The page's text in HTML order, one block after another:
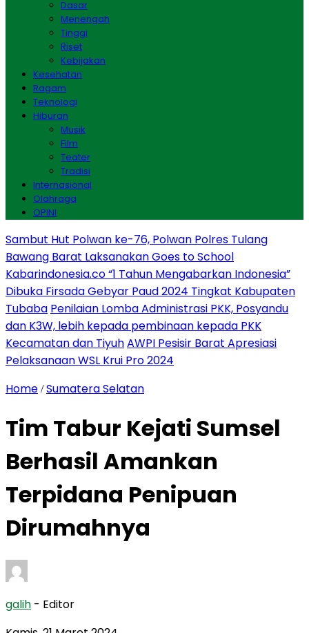
Dasar
Menengah
Tinggi
Riset
Kebijakan
Kesehatan
Ragam
Teknologi
Hiburan
Musik
Film
Teater
Tradisi
Internasional
Olahraga
OPINI
Sambut Hut Polwan ke-76, Polwan Polres Tulang
Bawang Barat Laksanakan Goes to School
Kabarindonesia.co “1 Tahun Mengabarkan Indonesia”
Dibuka Firsada Gebyar Paud 2024 Tingkat Kabupaten
Tubaba Penilaian Lomba Administrasi PKK, Posyandu
dan K3W, lebih kepada pembinaan kepada PKK
Kecamatan dan TiyuhAWPI Pesisir Barat Apresiasi
Pelaksanaan WSL Krui Pro 2024
Home /Sumatera Selatan
Tim Tabur Kejati Sumsel
Berhasil Amankan
Terpidana Penipuan
Dirumahnya
galih - Editor